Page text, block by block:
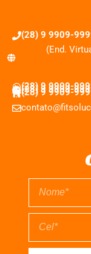
(28) 9 9909-
(End.
(28) 9 9909-
(28) 9 9909-
(28) 9 9909-